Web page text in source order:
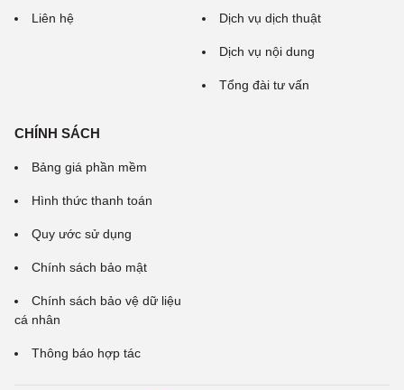
Liên hệ Dịch vụ dịch thuật
Dịch vụ nội dung
Tổng đài tư vấn
CHÍNH SÁCH
Bảng giá phần mềm
Hình thức thanh toán
Quy ước sử dụng
Chính sách bảo mật
Chính sách bảo vệ dữ liệu
cá nhân
Thông báo hợp tác